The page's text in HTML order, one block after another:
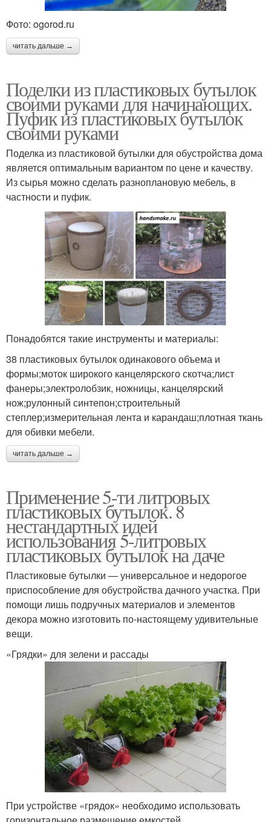
Фото: ogorod.ru
читать дальше →
Поделки из пластиковых бутылок
своими руками для начинающих.
Пуфик из пластиковых бутылок
своими руками
Поделка из пластиковой бутылки для обустройства дома
является оптимальным вариантом по цене и качеству.
Из сырья можно сделать разноплановую мебель, в
частности и пуфик.
Понадобятся такие инструменты и материалы:
38 пластиковых бутылок одинакового объема и
формы;моток широкого канцелярского скотча;лист
фанеры;электролобзик, ножницы, канцелярский
нож;рулонный синтепон;строительный
степлер;измерительная лента и карандаш;плотная ткань
для обивки мебели.
читать дальше →
Применение 5-ти литровых
пластиковых бутылок. 8
нестандартных идей
использования 5-литровых
пластиковых бутылок на даче
Пластиковые бутылки — универсальное и недорогое
приспособление для обустройства дачного участка. При
помощи лишь подручных материалов и элементов
декора можно изготовить по-настоящему удивительные
вещи.
«Грядки» для зелени и рассады
При устройстве «грядок» необходимо использовать